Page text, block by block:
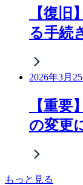
【復
る手続
2026年3月
【重要
の変更
もっと見る